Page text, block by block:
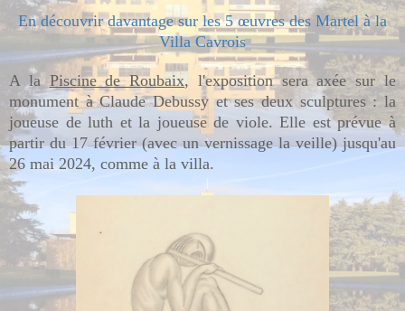
En découvrir davantage sur les 5 œuvres des Martel à la
Villa Cavrois
A la Piscine de Roubaix, l'exposition sera axée sur le
monument à Claude Debussy et ses deux sculptures : la
joueuse de luth et la joueuse de viole. Elle est prévue à
partir du 17 février (avec un vernissage la veille) jusqu'au
26 mai 2024, comme à la villa.